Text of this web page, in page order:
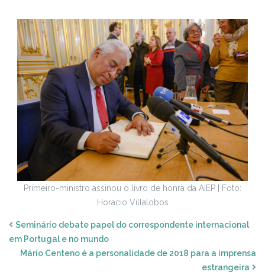
Primeiro-ministro assinou o livro de honra da AIEP | Foto:
Horacio Villalobos
Seminário debate papel do correspondente internacional
em Portugal e no mundo
Mário Centeno é a personalidade de 2018 para a imprensa
estrangeira